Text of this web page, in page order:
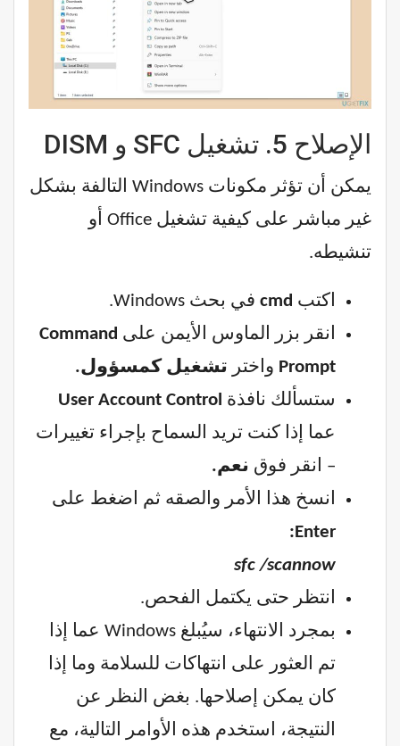
الإصلاح 5. تشغيل SFC و DISM
يمكن أن تؤثر مكونات Windows التالفة بشكل
غير مباشر على كيفية تشغيل Office أو
تنشيطه.
اكتب cmd في بحث Windows.
انقر بزر الماوس الأيمن على Command
Prompt واختر تشغيل كمسؤول.
ستسألك نافذة User Account Control
عما إذا كنت تريد السماح بإجراء تغييرات
– انقر فوق نعم.
انسخ هذا الأمر والصقه ثم اضغط على
Enter:
sfc /scannow
انتظر حتى يكتمل الفحص.
بمجرد الانتهاء، سيُبلغ Windows عما إذا
تم العثور على انتهاكات للسلامة وما إذا
كان يمكن إصلاحها. بغض النظر عن
النتيجة، استخدم هذه الأوامر التالية، مع